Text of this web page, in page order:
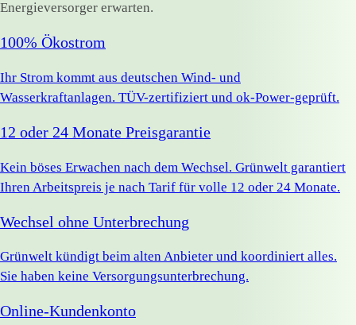
Energieversorger erwarten.
100% Ökostrom
Ihr Strom kommt aus deutschen Wind- und
Wasserkraftanlagen. TÜV-zertifiziert und ok-Power-geprüft.
12 oder 24 Monate Preisgarantie
Kein böses Erwachen nach dem Wechsel. Grünwelt garantiert
Ihren Arbeitspreis je nach Tarif für volle 12 oder 24 Monate.
Wechsel ohne Unterbrechung
Grünwelt kündigt beim alten Anbieter und koordiniert alles.
Sie haben keine Versorgungsunterbrechung.
Online-Kundenkonto